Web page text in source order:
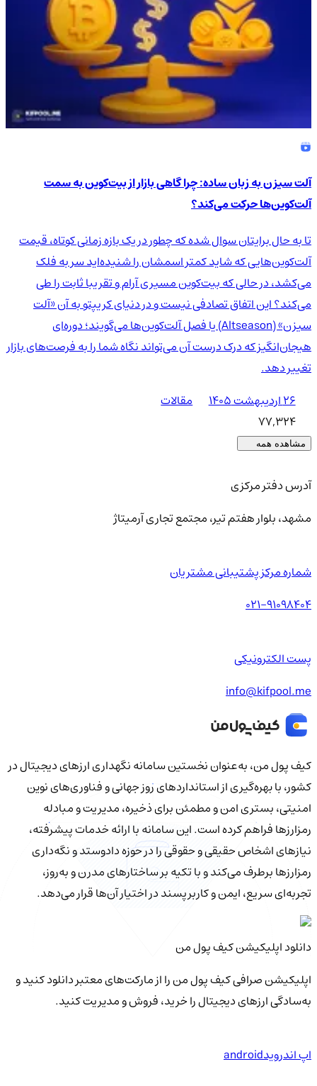
آلت سیزن به زبان ساده: چرا گاهی بازار از بیت‌کوین به سمت
آلت‌کوین‌ها حرکت می‌کند؟
تا به حال برایتان سوال شده که چطور در یک بازه زمانی کوتاه، قیمت
آلت‌کوین‌هایی که شاید کمتر اسمشان را شنیده‌اید سر به فلک
می‌کشد، در حالی که بیت‌کوین مسیری آرام و تقریبا ثابت را طی
می‌کند؟ این اتفاق تصادفی نیست و در دنیای کریپتو به آن «آلت
سیزن» (Altseason) یا فصل آلت‌کوین‌ها می‌گویند؛ دوره‌ای
هیجان‌انگیز که درک درست آن می‌تواند نگاه شما را به فرصت‌های بازار
تغییر دهد.
۲۶ اردیبهشت ۱۴۰۵
مقالات
77,324
مشاهده همه
آدرس دفتر مرکزی
مشهد، بلوار هفتم تیر، مجتمع تجاری آرمیتاژ
شماره مرکز پشتیبانی مشتریان
021-91098404
پست الکترونیکی
info@kifpool.me
کیف‌ پول من، به‌عنوان نخستین سامانه نگهداری ارزهای دیجیتال در
کشور، با بهره‌گیری از استانداردهای روز جهانی و فناوری‌های نوین
امنیتی، بستری امن و مطمئن برای ذخیره، مدیریت و مبادله
رمزارزها فراهم کرده است. این سامانه با ارائه خدمات پیشرفته،
نیازهای اشخاص حقیقی و حقوقی را در حوزه دادوستد و نگه‌داری
رمزارزها برطرف می‌کند و با تکیه بر ساختارهای مدرن و به‌روز،
تجربه‌ای سریع، ایمن و کاربرپسند در اختیار آن‌ها قرار می‌دهد.
دانلود اپلیکیشن کیف‌ پول من
اپلیکیشن صرافی کیف پول من را از مارکت‌های معتبر دانلود کنید و
به‌سادگی ارزهای دیجیتال را خرید، فروش و مدیریت کنید.
اپ اندرویدandroid